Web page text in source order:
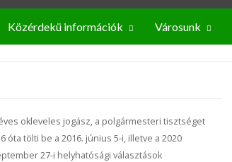
Közérdekü információk Városunk
okleveles jogász, a polgármesteri tisztséget
óta tölti be a 2016. június 5-i, illetve a 2020
27-i helyhatósági választások